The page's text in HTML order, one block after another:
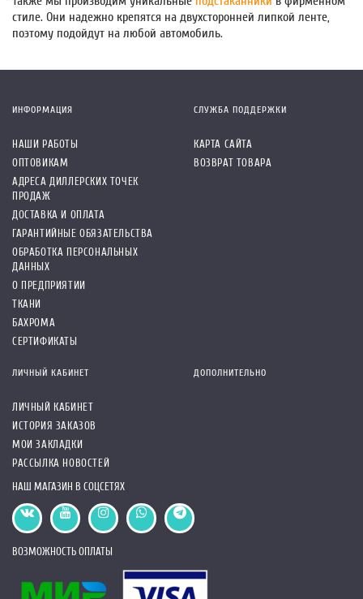
стиле. Они надежно крепятся на двухсторонней липкой ленте,
поэтому подойдут на любой автомобиль.
ИНФОРМАЦИЯ
НАШИ РАБОТЫ
ОПТОВИКАМ
АДРЕСА ДИЛЛЕРСКИХ ТОЧЕК
ПРОДАЖ
ДОСТАВКА И ОПЛАТА
ГАРАНТИЙНЫЕ ОБЯЗАТЕЛЬСТВА
ОБРАБОТКА ПЕРСОНАЛЬНЫХ
ДАННЫХ
О ПРЕДПРИЯТИИ
ТКАНИ
БАХРОМА
СЕРТИФИКАТЫ
СЛУЖБА ПОДДЕРЖКИ
КАРТА САЙТА
ВОЗВРАТ ТОВАРА
ЛИЧНЫЙ КАБИНЕТ
ЛИЧНЫЙ КАБИНЕТ
ИСТОРИЯ ЗАКАЗОВ
МОИ ЗАКЛАДКИ
РАССЫЛКА НОВОСТЕЙ
ДОПОЛНИТЕЛЬНО
НАШ МАГАЗИН В СОЦСЕТЯХ
ВОЗМОЖНОСТЬ ОПЛАТЫ